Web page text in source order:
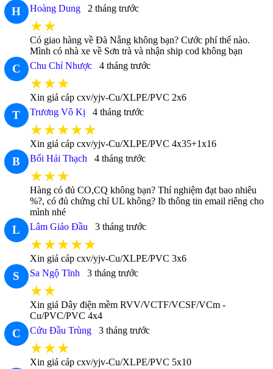
H Hoàng Dung 2 tháng trước
★★
Có giao hàng về Đà Nẵng không bạn? Cước phí thế nào.
Mình có nhà xe về Sơn trà và nhận ship cod không bạn
C Chu Chỉ Nhược 4 tháng trước
★★★
Xin giá cáp cxv/yjv-Cu/XLPE/PVC 2x6
T Trương Vô Kị 4 tháng trước
★★★★★
Xin giá cáp cxv/yjv-Cu/XLPE/PVC 4x35+1x16
B Bối Hải Thạch 4 tháng trước
★★★
Hàng có đủ CO,CQ không bạn? Thí nghiệm đạt bao nhiêu
%?, có đủ chứng chỉ UL không? Ib thông tin email riêng cho
mình nhé
L Lâm Giáo Đầu 3 tháng trước
★★★★★
Xin giá cáp cxv/yjv-Cu/XLPE/PVC 3x6
S Sa Ngộ Tĩnh 3 tháng trước
★★
Xin giá Dây điện mềm RVV/VCTF/VCSF/VCm -
Cu/PVC/PVC 4x4
C Cửu Đầu Trùng 3 tháng trước
★★★
Xin giá cáp cxv/yjv-Cu/XLPE/PVC 5x10